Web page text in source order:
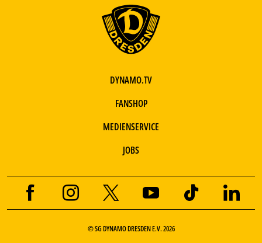
DYNAMO.TV
FANSHOP
MEDIENSERVICE
JOBS
© SG DYNAMO DRESDEN E.V. 2026